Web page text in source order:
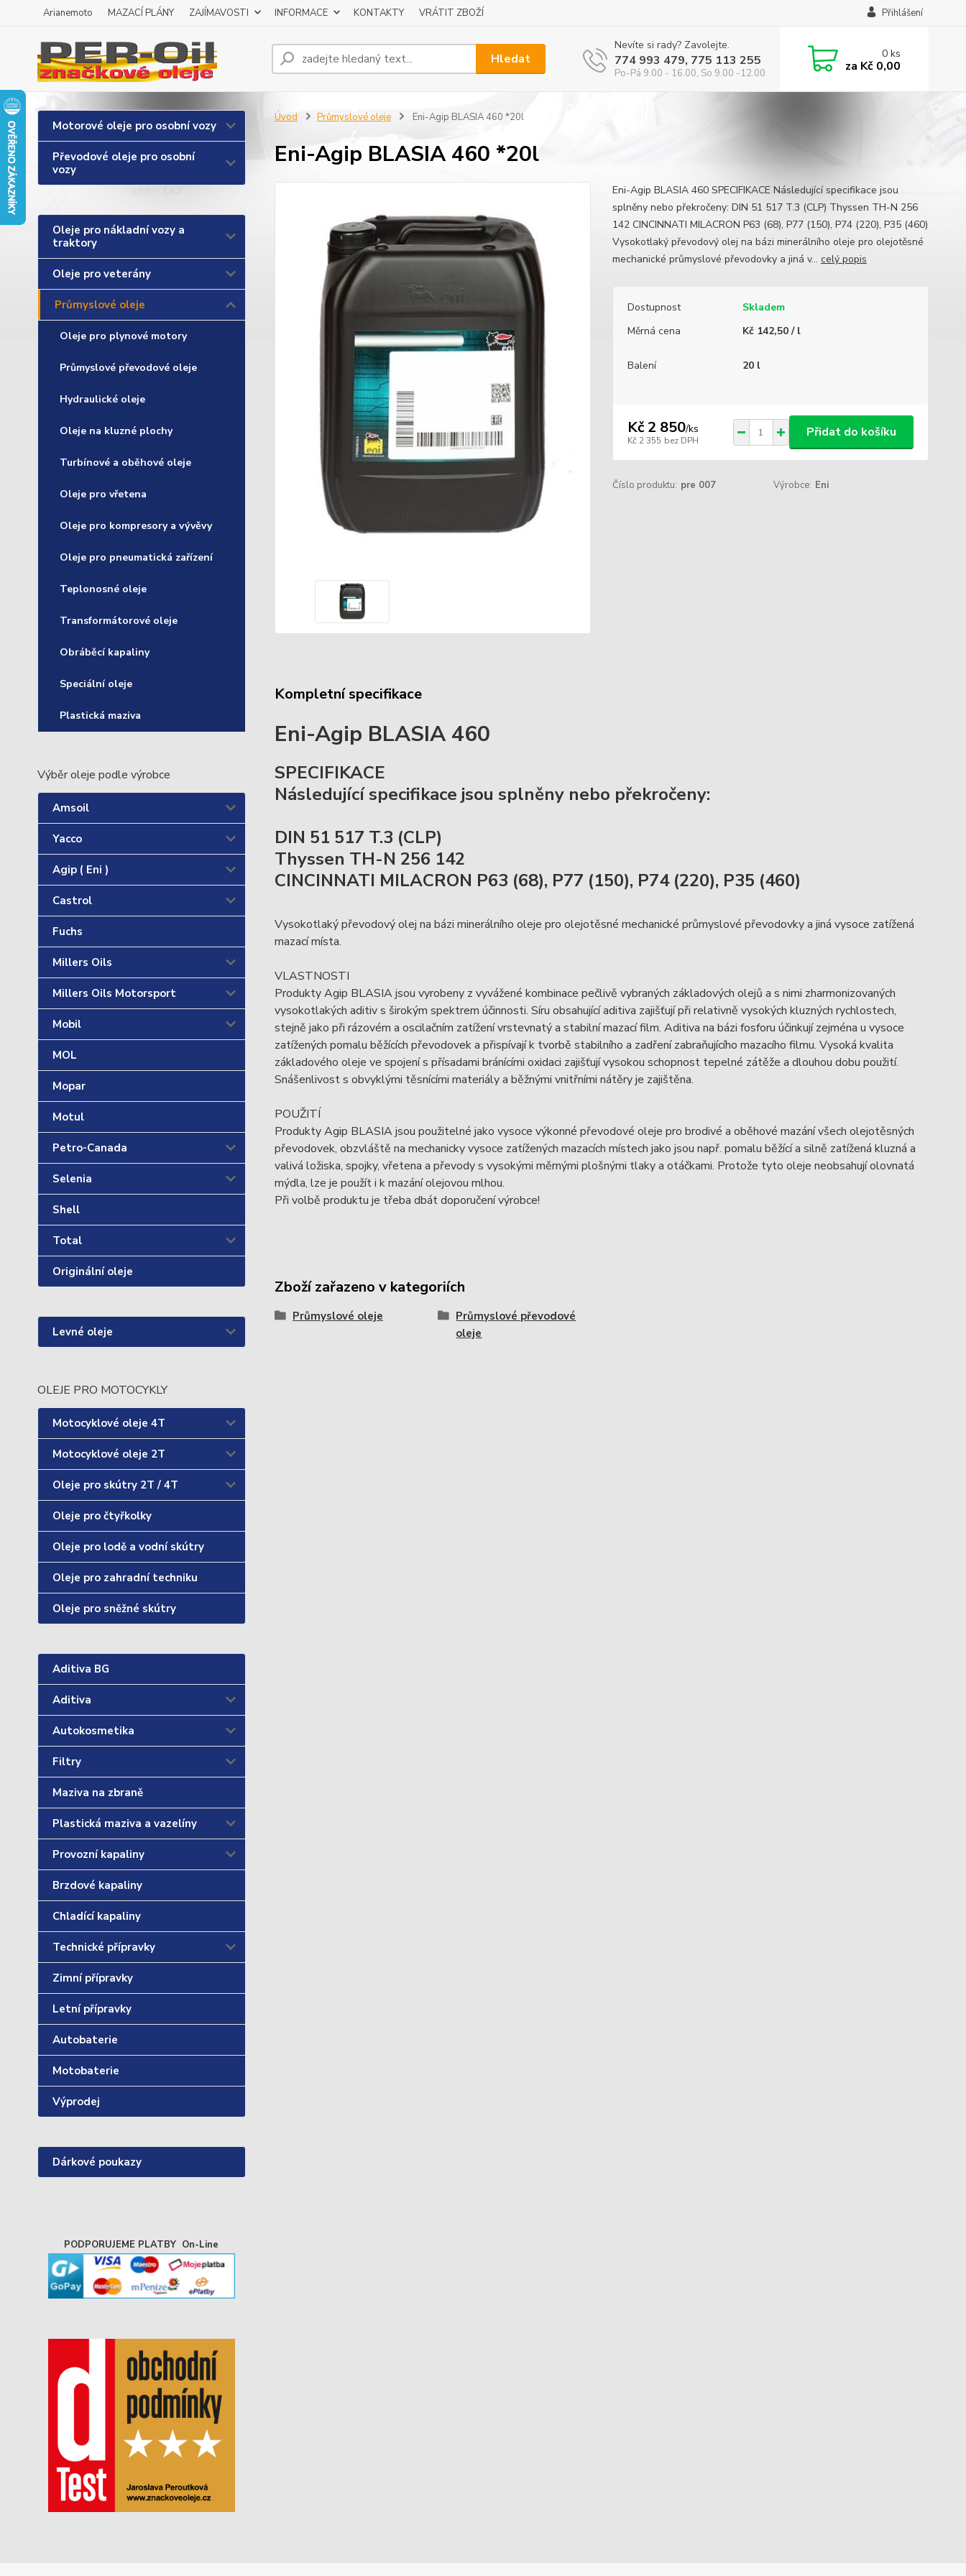
Arianemoto MAZACÍ PLÁNY ZAJÍMAVOSTI INFORMACE KONTAKTY VRÁTIT ZBOŽÍ Přihlášení
Hledat
Nevíte si rady? Zavolejte.
774 993 479, 775 113 255
Po-Pá 9.00 - 16.00, So 9.00 -12.00
0ks
za Kč 0,00
Motorové oleje pro osobní vozy
Převodové oleje pro osobní
vozy
Oleje pro nákladní vozy a
traktory
Oleje pro veterány
Průmyslové oleje
Oleje pro plynové motory
Průmyslové převodové oleje
Hydraulické oleje
Oleje na kluzné plochy
Turbínové a oběhové oleje
Oleje pro vřetena
Oleje pro kompresory a vývěvy
Oleje pro pneumatická zařízení
Teplonosné oleje
Transformátorové oleje
Obráběcí kapaliny
Speciální oleje
Plastická maziva
Výběr oleje podle výrobce
Amsoil
Yacco
Agip ( Eni )
Castrol
Fuchs
Millers Oils
Millers Oils Motorsport
Mobil
MOL
Mopar
Motul
Petro-Canada
Selenia
Shell
Total
Originální oleje
Levné oleje
OLEJE PRO MOTOCYKLY
Motocyklové oleje 4T
Motocyklové oleje 2T
Oleje pro skútry 2T / 4T
Oleje pro čtyřkolky
Oleje pro lodě a vodní skútry
Oleje pro zahradní techniku
Oleje pro sněžné skútry
Aditiva BG
Aditiva
Autokosmetika
Filtry
Maziva na zbraně
Plastická maziva a vazelíny
Provozní kapaliny
Brzdové kapaliny
Chladící kapaliny
Technické přípravky
Zimní přípravky
Letní přípravky
Autobaterie
Motobaterie
Výprodej
Dárkové poukazy
PODPORUJEME PLATBY On-Line
Úvod Průmyslové oleje Eni-Agip BLASIA 460 *20l
Eni-Agip BLASIA 460 *20l
Eni-Agip BLASIA 460 SPECIFIKACE Následující specifikace jsou
splněny nebo překročeny: DIN 51 517 T.3 (CLP) Thyssen TH-N 256
142 CINCINNATI MILACRON P63 (68), P77 (150), P74 (220), P35 (460)
Vysokotlaký převodový olej na bázi minerálního oleje pro olejotěsné
mechanické průmyslové převodovky a jiná v... celý popis
Dostupnost
Skladem
Měrná cena
Kč 142,50 / l
Balení 20 l
Kč 2 850/ks
Kč 2 355 bez DPH
Přidat do košíku
Číslo produktu: pre 007 Výrobce: Eni
Kompletní specifikace
Eni-Agip BLASIA 460
SPECIFIKACE
Následující specifikace jsou splněny nebo překročeny:
DIN 51 517 T.3 (CLP)
Thyssen TH-N 256 142
CINCINNATI MILACRON P63 (68), P77 (150), P74 (220), P35 (460)
Vysokotlaký převodový olej na bázi minerálního oleje pro olejotěsné mechanické průmyslové převodovky a jiná vysoce zatížená
mazací místa.
VLASTNOSTI
Produkty Agip BLASIA jsou vyrobeny z vyvážené kombinace pečlivě vybraných základových olejů a s nimi zharmonizovaných
vysokotlakých aditiv s širokým spektrem účinnosti. Síru obsahující aditiva zajišťují při relativně vysokých kluzných rychlostech,
stejně jako při rázovém a oscilačním zatížení vrstevnatý a stabilní mazací film. Aditiva na bázi fosforu účinkují zejména u vysoce
zatížených pomalu běžících převodovek a přispívají k tvorbě stabilního a zadření zabraňujícího mazacího filmu. Vysoká kvalita
základového oleje ve spojení s přísadami bránícími oxidaci zajišťují vysokou schopnost tepelné zátěže a dlouhou dobu použití.
Snášenlivost s obvyklými těsnícími materiály a běžnými vnitřními nátěry je zajištěna.
POUŽITÍ
Produkty Agip BLASIA jsou použitelné jako vysoce výkonné převodové oleje pro brodivé a oběhové mazání všech olejotěsných
převodovek, obzvláště na mechanicky vysoce zatížených mazacích místech jako jsou např. pomalu běžící a silně zatížená kluzná a
valivá ložiska, spojky, vřetena a převody s vysokými měrnými plošnými tlaky a otáčkami. Protože tyto oleje neobsahují olovnatá
mýdla, lze je použít i k mazání olejovou mlhou.
Při volbě produktu je třeba dbát doporučení výrobce!
Zboží zařazeno v kategoriích
Průmyslové oleje
Průmyslové převodové
oleje